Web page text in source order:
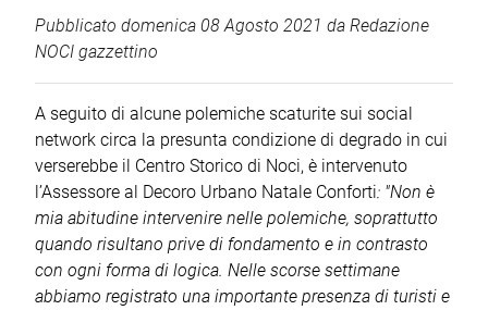
Pubblicato domenica 08 Agosto 2021 da Redazione
NOCI gazzettino
A seguito di alcune polemiche scaturite sui social
network circa la presunta condizione di degrado in cui
verserebbe il Centro Storico di Noci, è intervenuto
l’Assessore al Decoro Urbano Natale Conforti: "Non è
mia abitudine intervenire nelle polemiche, soprattutto
quando risultano prive di fondamento e in contrasto
con ogni forma di logica. Nelle scorse settimane
abbiamo registrato una importante presenza di turisti e